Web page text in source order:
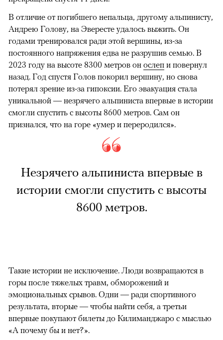
В отличие от погибшего непальца, другому альпинисту,
Андрею Голову, на Эвересте удалось выжить. Он
годами тренировался ради этой вершины, из-за
постоянного напряжения едва не разрушив семью. В
2023 году на высоте 8300 метров он ослеп и повернул
назад. Год спустя Голов покорил вершину, но снова
потерял зрение из-за гипоксии. Его эвакуация стала
уникальной — незрячего альпиниста впервые в истории
смогли спустить с высоты 8600 метров. Сам он
признался, что на горе «умер и переродился».
Незрячего альпиниста впервые в
истории смогли спустить с высоты
8600 метров.
Такие истории не исключение. Люди возвращаются в
горы после тяжелых травм, обморожений и
эмоциональных срывов. Одни — ради спортивного
результата, вторые — чтобы найти себя, а третьи
впервые покупают билеты до Килиманджаро с мыслью
«А почему бы и нет?».